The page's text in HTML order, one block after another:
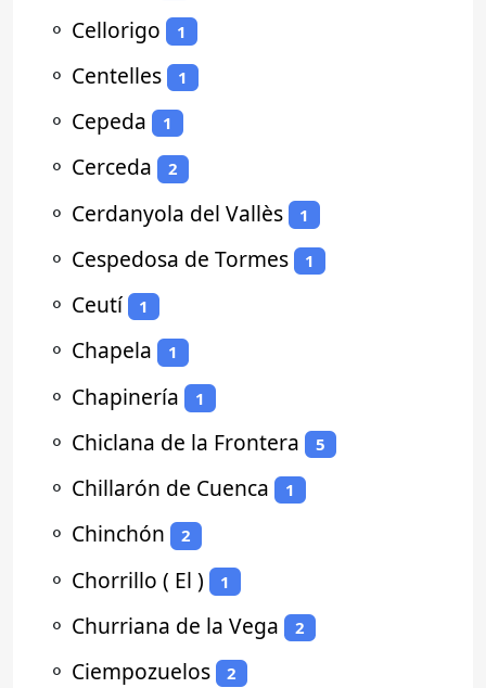
⚬ Cellorigo 1
⚬ Centelles 1
⚬ Cepeda 1
⚬ Cerceda 2
⚬ Cerdanyola del Vallès 1
⚬ Cespedosa de Tormes 1
⚬ Ceutí 1
⚬ Chapela 1
⚬ Chapinería 1
⚬ Chiclana de la Frontera 5
⚬ Chillarón de Cuenca 1
⚬ Chinchón 2
⚬ Chorrillo ( El ) 1
⚬ Churriana de la Vega 2
⚬ Ciempozuelos 2